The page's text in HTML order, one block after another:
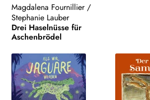
Search:
Magdalena Fournillier/
Stephanie Lauber
Drei Haselnüsse für
Aschenbrödel